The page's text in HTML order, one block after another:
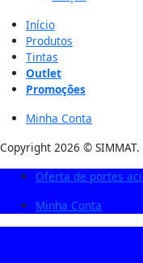
Início
Produtos
Tintas
Outlet
Promoções
Minha Conta
Copyright 2026 ©
Oferta de portes
Minha Conta